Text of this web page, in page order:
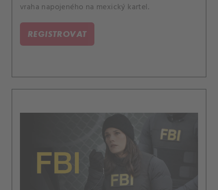
vraha napojeného na mexický kartel.
REGISTROVAT